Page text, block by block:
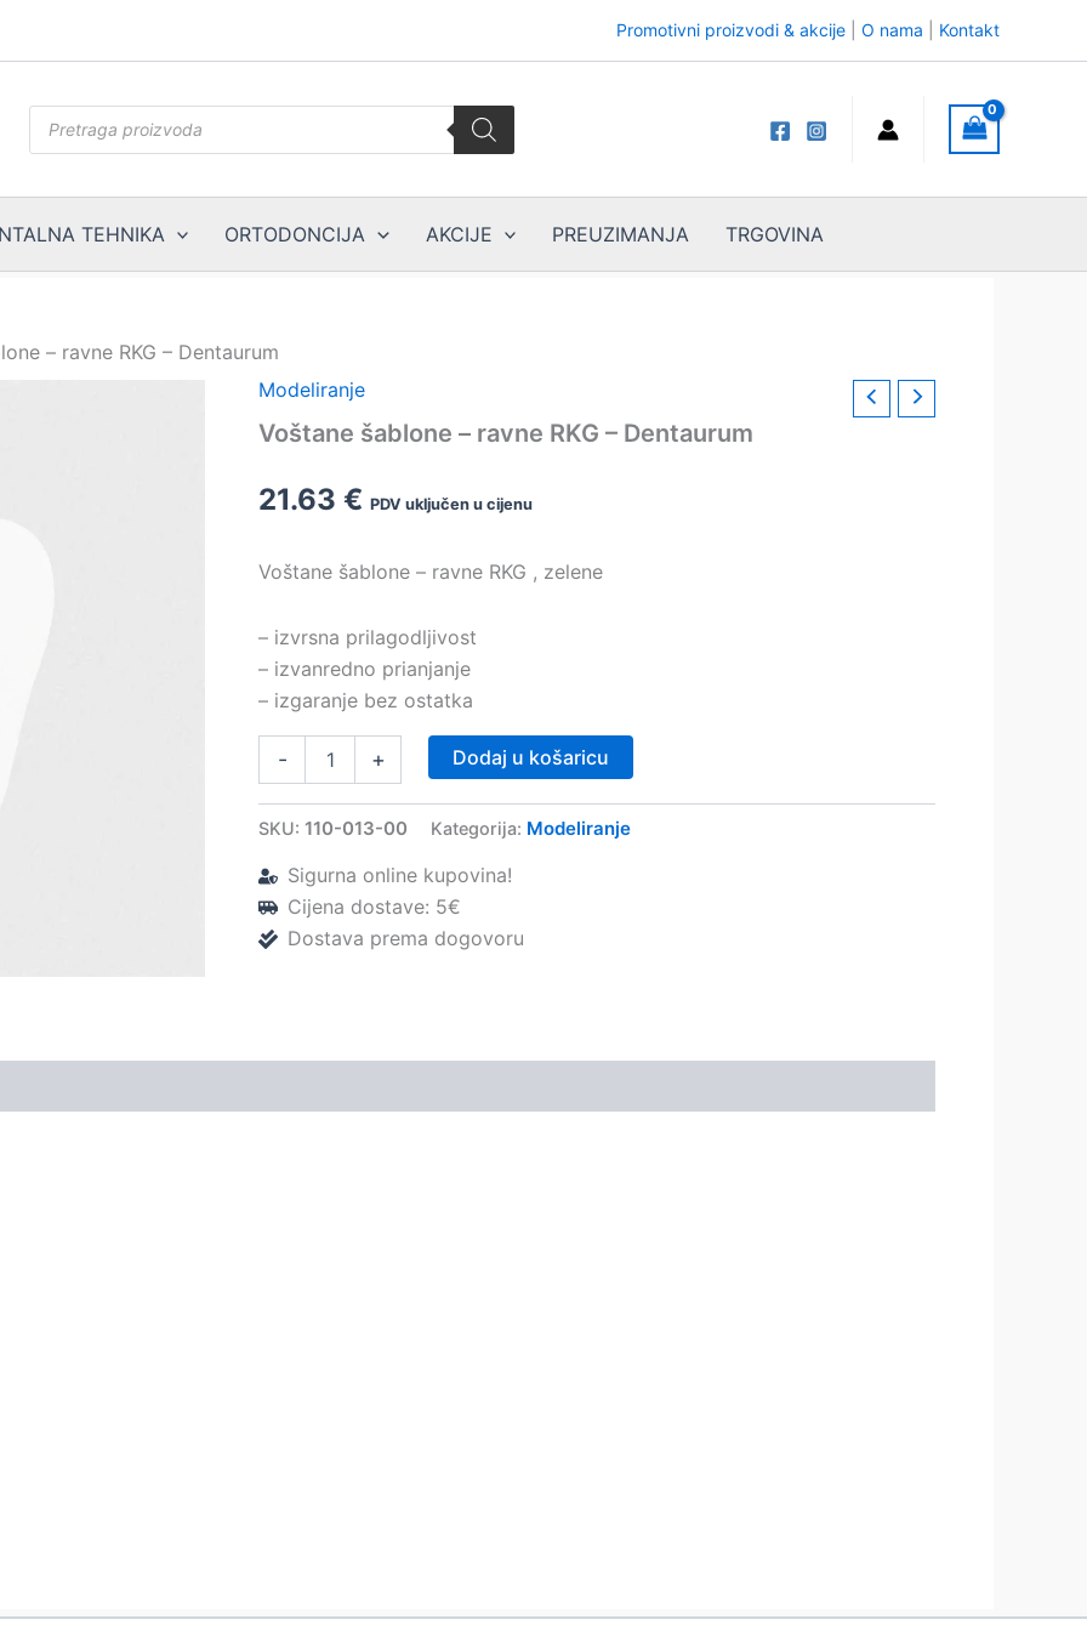
Promotivni proizvodi & akcije O nama Kontakt
search
TEHNIKA ORTODONCIJA AKCIJE PREUZIMANJA TRGOVINA
– ravne RKG – Dentaurum
Modeliranje
Voštane šablone – ravne RKG – Dentaurum
21.63€ PDV uključen u cijenu
Voštane šablone – ravne RKG , zelene
– izvrsna prilagodljivost
– izvanredno prianjanje
– izgaranje bez ostatka
-
ravne
–
Dentaurum
količina
+ Dodaj u košaricu
SKU: 110-013-00 Kategorija: Modeliranje
Sigurna online kupovina!
Cijena dostave: 5€
Dostava prema dogovoru